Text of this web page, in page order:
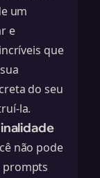
um
e
que
do seu
la.
não pode
prompts